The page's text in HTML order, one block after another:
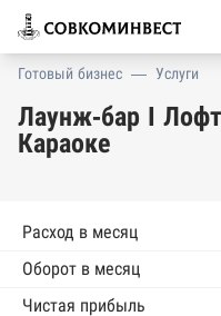
Готовый бизнес — Услуги
Лаунж-бар I
Караоке
Расход в месяц
Оборот в месяц
Чистая прибыль